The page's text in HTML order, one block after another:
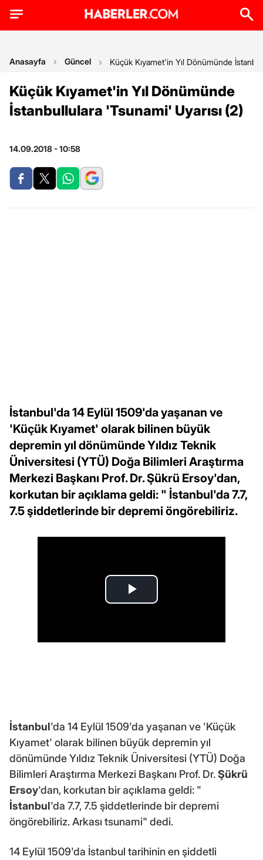
Anasayfa Güncel Küçük Kıyamet'in Yıl Dönümünde
Küçük Kıyamet'in Yıl Dönümünde
İstanbullulara 'Tsunami' Uyarısı (2)
14.09.2018 - 10:58
İstanbul'da 14 Eylül 1509'da yaşanan ve
'Küçük Kıyamet' olarak bilinen büyük
depremin yıl dönümünde Yıldız Teknik
Üniversitesi (YTÜ) Doğa Bilimleri Araştırma
Merkezi Başkanı Prof. Dr. Şükrü Ersoy'dan,
korkutan bir açıklama geldi: " İstanbul'da 7.7,
7.5 şiddetlerinde bir depremi öngörebiliriz.
İstanbul'da 14 Eylül 1509'da yaşanan ve 'Küçük
Kıyamet' olarak bilinen büyük depremin yıl
dönümünde Yıldız Teknik Üniversitesi (YTÜ) Doğa
Bilimleri Araştırma Merkezi Başkanı Prof. Dr.Şükrü
Ersoy'dan, korkutan bir açıklama geldi: "
İstanbul'da 7.7, 7.5 şiddetlerinde bir depremi
öngörebiliriz. Arkası tsunami" dedi.
14 Eylül 1509'da İstanbul tarihinin en şiddetli